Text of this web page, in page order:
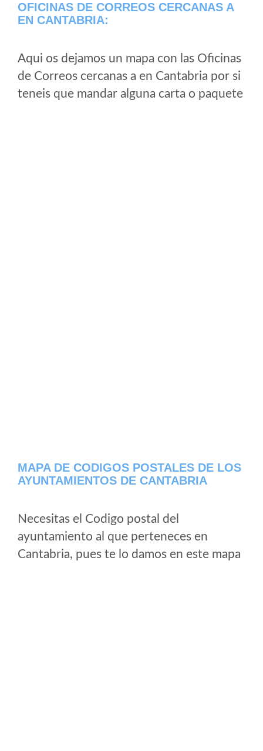
OFICINAS DE CORREOS CERCANAS A
EN CANTABRIA:
Aqui os dejamos un mapa con las Oficinas
de Correos cercanas a en Cantabria por si
teneis que mandar alguna carta o paquete
MAPA DE CODIGOS POSTALES DE LOS
AYUNTAMIENTOS DE CANTABRIA
Necesitas el Codigo postal del
ayuntamiento al que perteneces en
Cantabria, pues te lo damos en este mapa